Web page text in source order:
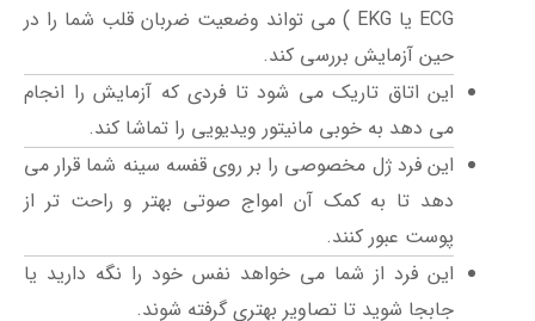
ECG یا EKG ) می تواند وضعیت ضربان قلب شما را در
حین آزمایش بررسی کند.
این اتاق تاریک می شود تا فردی که آزمایش را انجام
می دهد به خوبی مانیتور ویدیویی را تماشا کند.
این فرد ژل مخصوصی را بر روی قفسه سینه شما قرار می
دهد تا به کمک آن امواج صوتی بهتر و راحت تر از
پوست عبور کنند.
این فرد از شما می خواهد نفس خود را نگه دارید یا
جابجا شوید تا تصاویر بهتری گرفته شوند.